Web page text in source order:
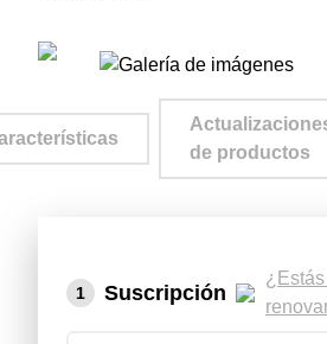
de productos
1 Suscripción